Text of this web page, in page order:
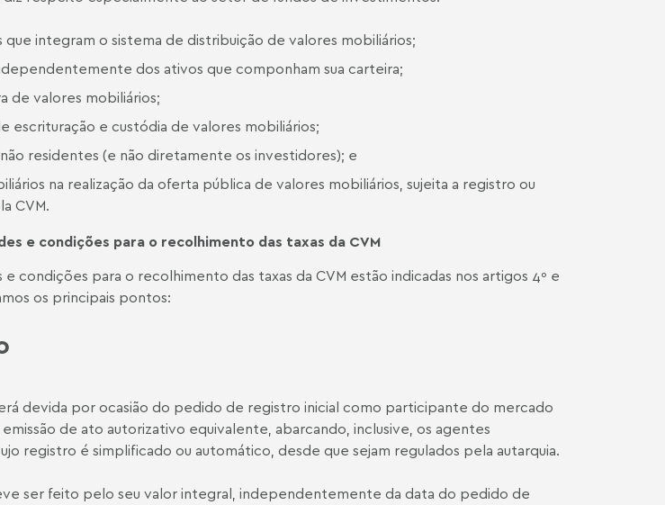
que integram o sistema de distribuição de valores mobiliários;
dos ativos que componham sua carteira;
de valores mobiliários;
escrituração e custódia de valores mobiliários;
residentes (e não diretamente os investidores); e
na realização da oferta pública de valores mobiliários, sujeita a registro ou
CVM.
e condições para o recolhimento das taxas da CVM
condições para o recolhimento das taxas da CVM estão indicadas nos artigos 4º e
os principais pontos:
devida por ocasião do pedido de registro inicial como participante do mercado
de ato autorizativo equivalente, abarcando, inclusive, os agentes
registro é simplificado ou automático, desde que sejam regulados pela autarquia.
ser feito pelo seu valor integral, independentemente da data do pedido de